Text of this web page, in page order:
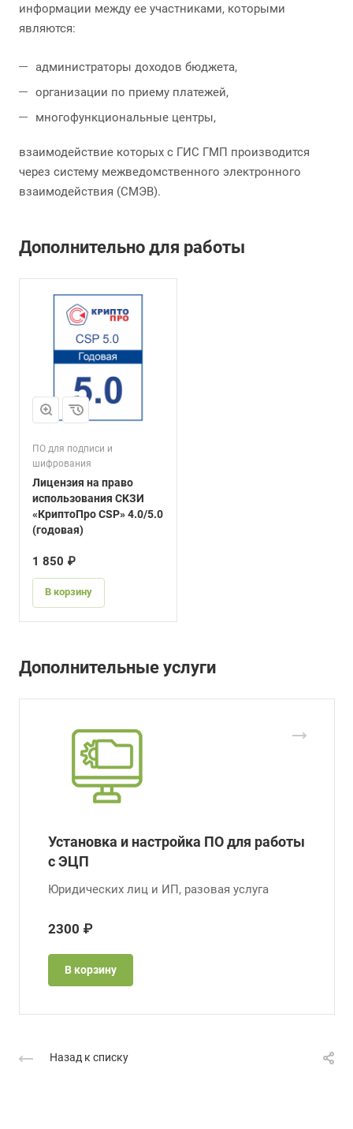
информации между ее участниками, которыми
являются:
администраторы доходов бюджета,
организации по приему платежей,
многофункциональные центры,
взаимодействие которых с ГИС ГМП производится
через систему межведомственного электронного
взаимодействия (СМЭВ).
Дополнительно для работы
ПО для подписи и
шифрования
Лицензия на право
использования СКЗИ
«КриптоПро CSP» 4.0/5.0
(годовая)
1 850 ₽
В корзину
Дополнительные услуги
Установка и настройка ПО для работы
с ЭЦП
Юридических лиц и ИП, разовая услуга
2300 ₽
В корзину
Назад к списку